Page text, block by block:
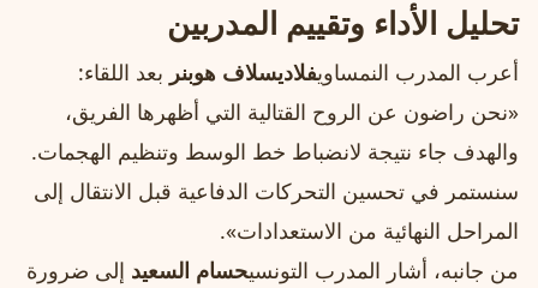
تحليل الأداء وتقييم المدربين
أعرب المدرب النمساويفلاديسلاف هوبنر بعد اللقاء:
«نحن راضون عن الروح القتالية التي أظهرها الفريق،
والهدف جاء نتيجة لانضباط خط الوسط وتنظيم الهجمات.
سنستمر في تحسين التحركات الدفاعية قبل الانتقال إلى
المراحل النهائية من الاستعدادات».
من جانبه، أشار المدرب التونسيحسام السعيد إلى ضرورة